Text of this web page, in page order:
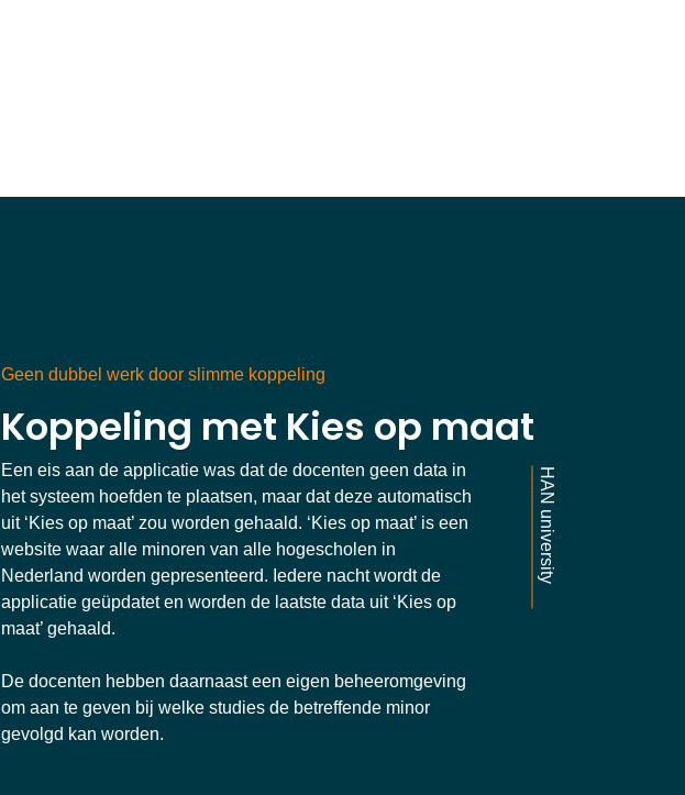
Koppeling met Kies op maat
HAN university
Een eis aan de applicatie was dat de docenten geen data in
het systeem hoefden te plaatsen, maar dat deze automatisch
uit ‘Kies op maat’ zou worden gehaald. ‘Kies op maat’ is een
website waar alle minoren van alle hogescholen in
Nederland worden gepresenteerd. Iedere nacht wordt de
applicatie geüpdatet en worden de laatste data uit ‘Kies op
maat’ gehaald.
De docenten hebben daarnaast een eigen beheeromgeving
om aan te geven bij welke studies de betreffende minor
gevolgd kan worden.